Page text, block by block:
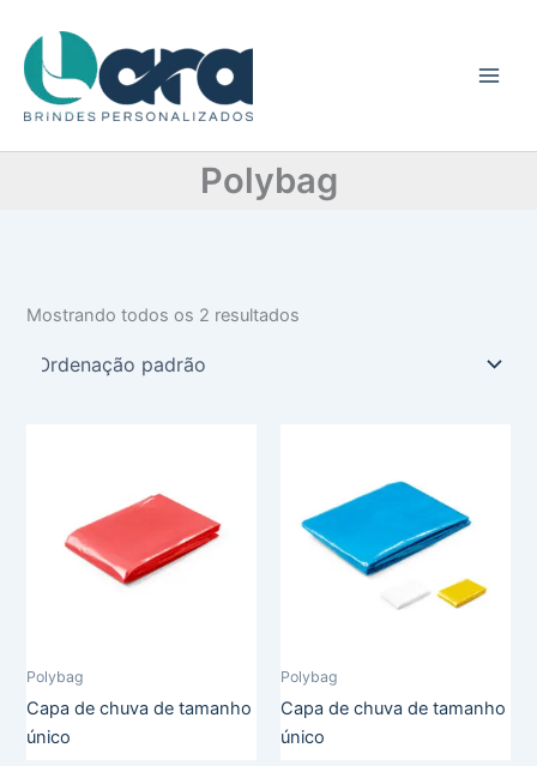
para
conteúdo
Polybag
t
e
r
Mostrando todos os 2 resultados
Polybag
Capa de chuva de tamanho
único
Polybag
Capa de chuva de tamanho
único